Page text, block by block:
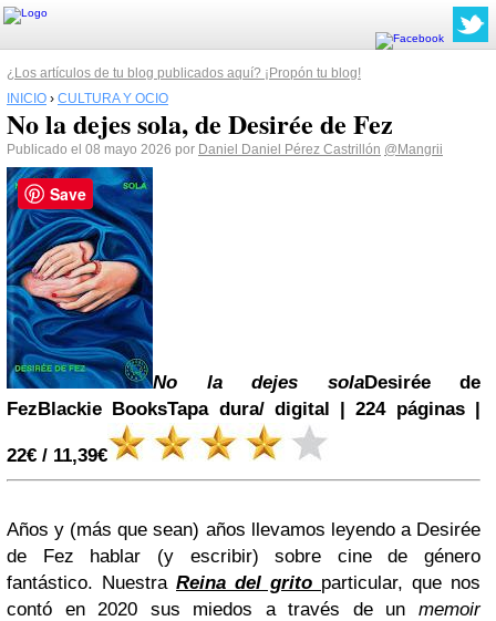
¿Los artículos de tu blog publicados aquí? ¡Propón tu blog!
INICIO › CULTURA Y OCIO
No la dejes sola, de Desirée de Fez
Publicado el 08 mayo 2026 por Daniel Daniel Pérez Castrillón @Mangrii
No la dejes solaDesirée de
FezBlackie BooksTapa dura/ digital | 224 páginas |
22€ / 11,39€
Años y (más que sean) años llevamos leyendo a Desirée
de Fez hablar (y escribir) sobre cine de género
fantástico. Nuestra Reina del grito particular, que nos
contó en 2020 sus miedos a través de un memoir
Save